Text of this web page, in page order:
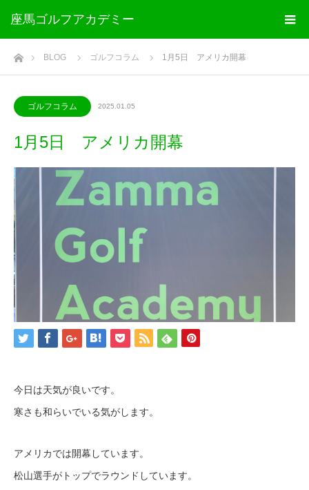
座馬ゴルフアカデミー
ホームBLOG ゴルフコラム 1月5日 アメリカ開幕
ゴルフコラム 2025.01.05
1月5日 アメリカ開幕
今日は天気が良いです。
寒さも和らいでいる気がします。
アメリカでは開幕しています。
松山選手がトップでラウンドしています。